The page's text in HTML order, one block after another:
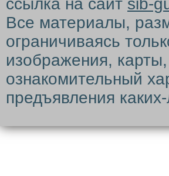
ссылка на сайт sib-
Все материалы,
ограничиваясь
изображения,
ознакомительный
предъявления